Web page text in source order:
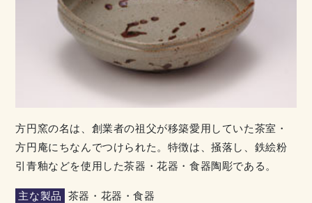
方円窯の名は、創業者の祖父が移築愛用していた茶室・
方円庵にちなんでつけられた。特徴は、掻落し、鉄絵粉
引青釉などを使用した茶器・花器・食器陶彫である。
主な製品 茶器・花器・食器